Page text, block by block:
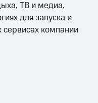
ТВ и медиа,
для запуска и
сервисах компании